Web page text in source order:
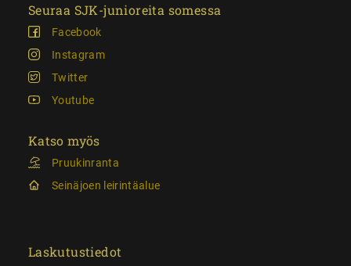
Seuraa SJK-junioreita somessa
Facebook
Instagram
Twitter
Youtube
Katso myös
Pruukinranta
Seinäjoen leirintäalue
Laskutustiedot